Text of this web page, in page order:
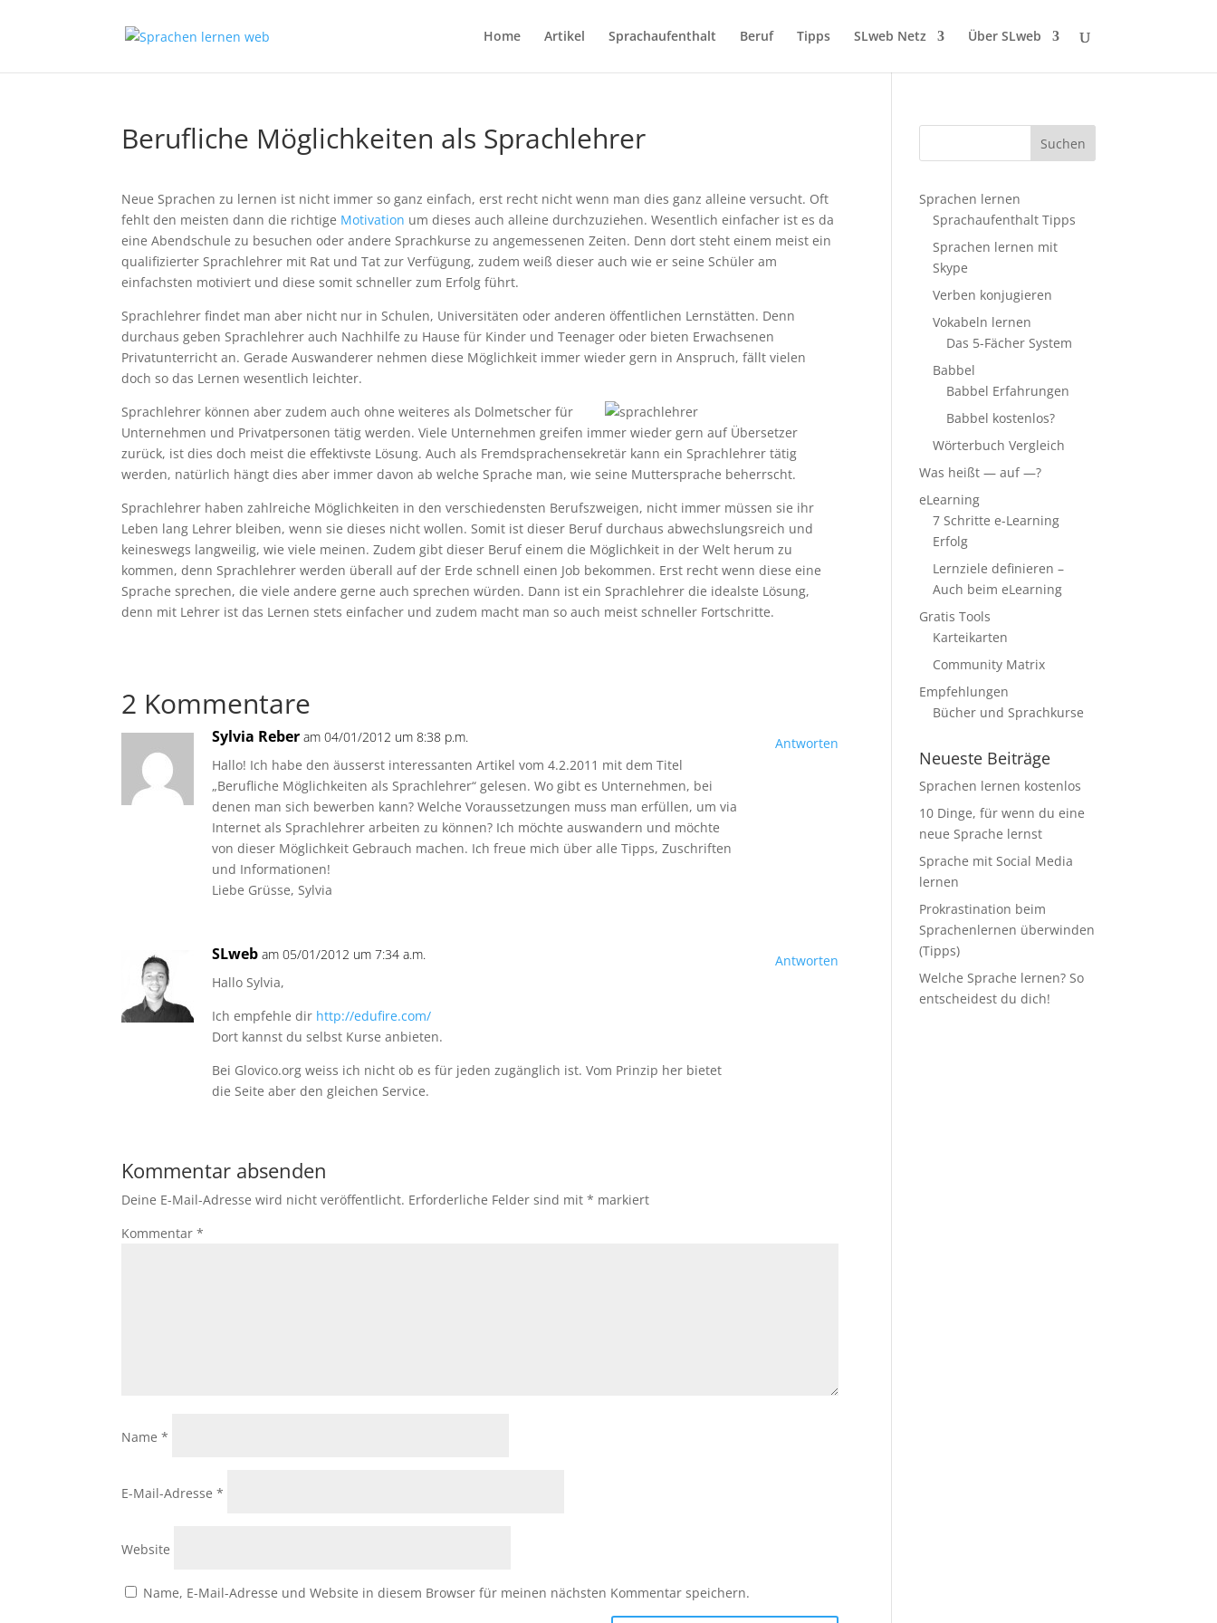
Home Artikel Sprachaufenthalt Beruf Tipps SLweb Netz Über SLweb
Berufliche Möglichkeiten als Sprachlehrer
Neue Sprachen zu lernen ist nicht immer so ganz einfach, erst recht nicht wenn man dies ganz alleine versucht. Oft
fehlt den meisten dann die richtige Motivation um dieses auch alleine durchzuziehen. Wesentlich einfacher ist es da
eine Abendschule zu besuchen oder andere Sprachkurse zu angemessenen Zeiten. Denn dort steht einem meist ein
qualifizierter Sprachlehrer mit Rat und Tat zur Verfügung, zudem weiß dieser auch wie er seine Schüler am
einfachsten motiviert und diese somit schneller zum Erfolg führt.
Sprachlehrer findet man aber nicht nur in Schulen, Universitäten oder anderen öffentlichen Lernstätten. Denn
durchaus geben Sprachlehrer auch Nachhilfe zu Hause für Kinder und Teenager oder bieten Erwachsenen
Privatunterricht an. Gerade Auswanderer nehmen diese Möglichkeit immer wieder gern in Anspruch, fällt vielen
doch so das Lernen wesentlich leichter.
Sprachlehrer können aber zudem auch ohne weiteres als Dolmetscher für
Unternehmen und Privatpersonen tätig werden. Viele Unternehmen greifen immer wieder gern auf Übersetzer
zurück, ist dies doch meist die effektivste Lösung. Auch als Fremdsprachensekretär kann ein Sprachlehrer tätig
werden, natürlich hängt dies aber immer davon ab welche Sprache man, wie seine Muttersprache beherrscht.
Sprachlehrer haben zahlreiche Möglichkeiten in den verschiedensten Berufszweigen, nicht immer müssen sie ihr
Leben lang Lehrer bleiben, wenn sie dieses nicht wollen. Somit ist dieser Beruf durchaus abwechslungsreich und
keineswegs langweilig, wie viele meinen. Zudem gibt dieser Beruf einem die Möglichkeit in der Welt herum zu
kommen, denn Sprachlehrer werden überall auf der Erde schnell einen Job bekommen. Erst recht wenn diese eine
Sprache sprechen, die viele andere gerne auch sprechen würden. Dann ist ein Sprachlehrer die idealste Lösung,
denn mit Lehrer ist das Lernen stets einfacher und zudem macht man so auch meist schneller Fortschritte.
2 Kommentare
Sylvia Reber am 04/01/2012 um 8:38 p.m.
Hallo! Ich habe den äusserst interessanten Artikel vom 4.2.2011 mit dem Titel
„Berufliche Möglichkeiten als Sprachlehrer“ gelesen. Wo gibt es Unternehmen, bei
denen man sich bewerben kann? Welche Voraussetzungen muss man erfüllen, um via
Internet als Sprachlehrer arbeiten zu können? Ich möchte auswandern und möchte
von dieser Möglichkeit Gebrauch machen. Ich freue mich über alle Tipps, Zuschriften
und Informationen!
Liebe Grüsse, Sylvia
Antworten
SLweb am 05/01/2012 um 7:34 a.m.
Hallo Sylvia,
Ich empfehle dir http://edufire.com/
Dort kannst du selbst Kurse anbieten.
Bei Glovico.org weiss ich nicht ob es für jeden zugänglich ist. Vom Prinzip her bietet
die Seite aber den gleichen Service.
Antworten
Kommentar absenden
Deine E-Mail-Adresse wird nicht veröffentlicht. Erforderliche Felder sind mit* markiert
Kommentar*
Name*
E-Mail-Adresse*
Website
Name, E-Mail-Adresse und Website in diesem Browser für meinen nächsten Kommentar speichern.
Sprachen lernen
Sprachaufenthalt Tipps
Sprachen lernen mit
Skype
Verben konjugieren
Vokabeln lernen
Das 5-Fächer System
Babbel
Babbel Erfahrungen
Babbel kostenlos?
Wörterbuch Vergleich
Was heißt — auf —?
eLearning
7 Schritte e-Learning
Erfolg
Lernziele definieren –
Auch beim eLearning
Gratis Tools
Karteikarten
Community Matrix
Empfehlungen
Bücher und Sprachkurse
Neueste Beiträge
Sprachen lernen kostenlos
10 Dinge, für wenn du eine
neue Sprache lernst
Sprache mit Social Media
lernen
Prokrastination beim
Sprachenlernen überwinden
(Tipps)
Welche Sprache lernen? So
entscheidest du dich!